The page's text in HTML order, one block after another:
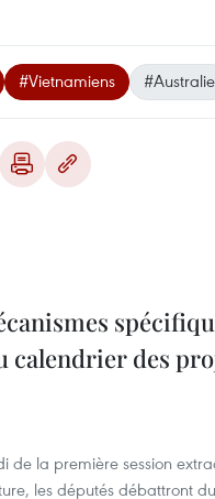
#Vietnamiens #Australie
des
de la première session
les députés débattront